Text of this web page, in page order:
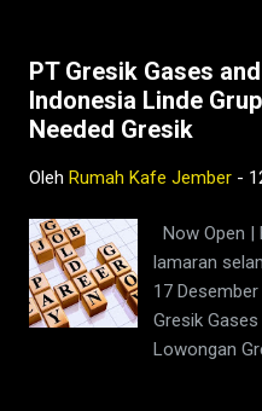
masker -
KAFE yaa.
adik-adik,
PASTIKAN
melalui HP,
terhubung
tidak ada ya
Lengkap
PT Gresik Gases
Indonesia Linde
Needed Gresik
Oleh Rumah Kafe Jember -
Now Open |
lamaran
17
Gresik
Lowongan